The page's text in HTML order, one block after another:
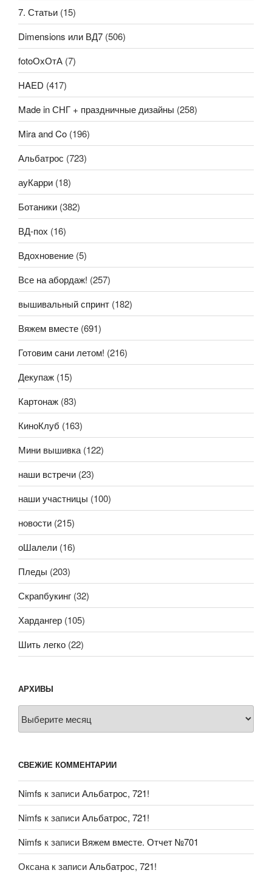
7. Статьи (15)
Dimensions или ВД7 (506)
fotoОхОтА (7)
HAED (417)
Made in СНГ + праздничные дизайны (258)
Mira and Co (196)
Альбатрос (723)
ауКарри (18)
Ботаники (382)
ВД-пох (16)
Вдохновение (5)
Все на абордаж! (257)
вышивальный спринт (182)
Вяжем вместе (691)
Готовим сани летом! (216)
Декупаж (15)
Картонаж (83)
КиноКлуб (163)
Мини вышивка (122)
наши встречи (23)
наши участницы (100)
новости (215)
оШалели (16)
Пледы (203)
Скрапбукинг (32)
Хардангер (105)
Шить легко (22)
АРХИВЫ
СВЕЖИЕ КОММЕНТАРИИ
Nimfs к записиАльбатрос, 721!
Nimfs к записиАльбатрос, 721!
Nimfs к записи Вяжем вместе. Отчет №701
Оксана к записиАльбатрос, 721!